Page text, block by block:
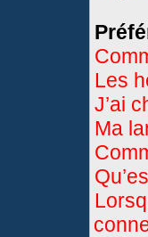
Les
J’ai
Ma